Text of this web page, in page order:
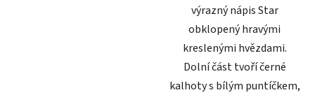
výrazný nápis Star
obklopený hravými
kreslenými hvězdami.
Dolní část tvoří černé
kalhoty s bílým puntíčkem,